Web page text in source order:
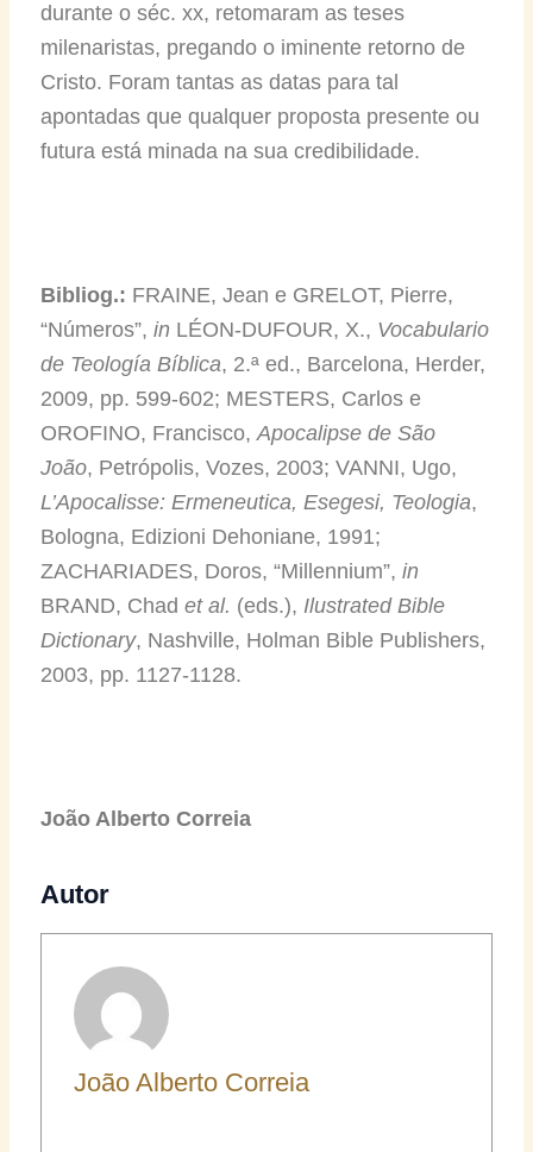
durante o séc. xx, retomaram as teses
milenaristas, pregando o iminente retorno de
Cristo. Foram tantas as datas para tal
apontadas que qualquer proposta presente ou
futura está minada na sua credibilidade.
Bibliog.: FRAINE, Jean e GRELOT, Pierre,
“Números”, in LÉON-DUFOUR, X., Vocabulario
de Teología Bíblica, 2.ª ed., Barcelona, Herder,
2009, pp. 599-602; MESTERS, Carlos e
OROFINO, Francisco,Apocalipse de São
João, Petrópolis, Vozes, 2003; VANNI, Ugo,
L’Apocalisse: Ermeneutica, Esegesi, Teologia,
Bologna, Edizioni Dehoniane, 1991;
ZACHARIADES, Doros, “Millennium”, in
BRAND, Chad et al. (eds.), Ilustrated Bible
Dictionary, Nashville, Holman Bible Publishers,
2003, pp. 1127-1128.
João Alberto Correia
Autor
João Alberto Correia